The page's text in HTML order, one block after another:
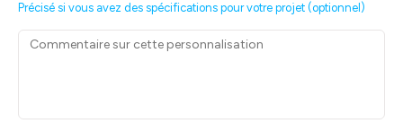
Précisé si vous avez des spécifications pour votre projet (optionnel)